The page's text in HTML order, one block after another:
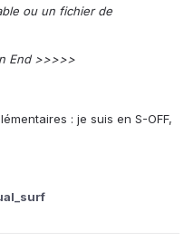
ou un fichier de
End >>>>>
: je suis en S-OFF,